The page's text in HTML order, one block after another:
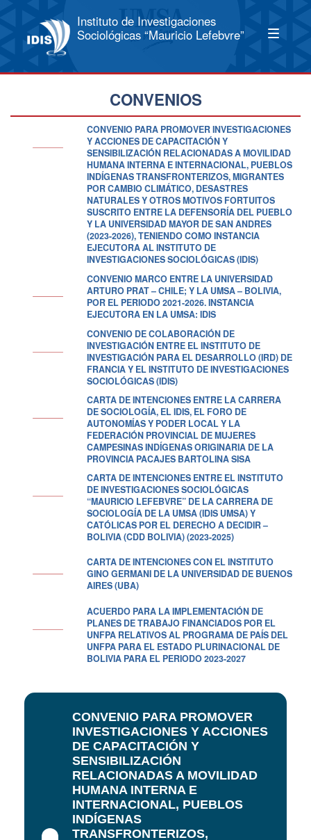
Instituto de Investigaciones
Sociológicas “Mauricio Lefebvre”
CONVENIOS
CONVENIO PARA PROMOVER INVESTIGACIONES
Y ACCIONES DE CAPACITACIÓN Y
SENSIBILIZACIÓN RELACIONADAS A MOVILIDAD
HUMANA INTERNA E INTERNACIONAL, PUEBLOS
INDÍGENAS TRANSFRONTERIZOS, MIGRANTES
POR CAMBIO CLIMÁTICO, DESASTRES
NATURALES Y OTROS MOTIVOS FORTUITOS
SUSCRITO ENTRE LA DEFENSORÍA DEL PUEBLO
Y LA UNIVERSIDAD MAYOR DE SAN ANDRES
(2023-2026), TENIENDO COMO INSTANCIA
EJECUTORA AL INSTITUTO DE
INVESTIGACIONES SOCIOLÓGICAS (IDIS)
CONVENIO MARCO ENTRE LA UNIVERSIDAD
ARTURO PRAT – CHILE; Y LA UMSA – BOLIVIA,
POR EL PERIODO 2021-2026. INSTANCIA
EJECUTORA EN LA UMSA: IDIS
CONVENIO DE COLABORACIÓN DE
INVESTIGACIÓN ENTRE EL INSTITUTO DE
INVESTIGACIÓN PARA EL DESARROLLO (IRD) DE
FRANCIA Y EL INSTITUTO DE INVESTIGACIONES
SOCIOLÓGICAS (IDIS)
CARTA DE INTENCIONES ENTRE LA CARRERA
DE SOCIOLOGÍA, EL IDIS, EL FORO DE
AUTONOMÍAS Y PODER LOCAL Y LA
FEDERACIÓN PROVINCIAL DE MUJERES
CAMPESINAS INDÍGENAS ORIGINARIA DE LA
PROVINCIA PACAJES BARTOLINA SISA
CARTA DE INTENCIONES ENTRE EL INSTITUTO
DE INVESTIGACIONES SOCIOLÓGICAS
“MAURICIO LEFEBVRE” DE LA CARRERA DE
SOCIOLOGÍA DE LA UMSA (IDIS UMSA) Y
CATÓLICAS POR EL DERECHO A DECIDIR –
BOLIVIA (CDD BOLIVIA) (2023-2025)
CARTA DE INTENCIONES CON EL INSTITUTO
GINO GERMANI DE LA UNIVERSIDAD DE BUENOS
AIRES (UBA)
ACUERDO PARA LA IMPLEMENTACIÓN DE
PLANES DE TRABAJO FINANCIADOS POR EL
UNFPA RELATIVOS AL PROGRAMA DE PAÍS DEL
UNFPA PARA EL ESTADO PLURINACIONAL DE
BOLIVIA PARA EL PERIODO 2023-2027
CONVENIO PARA PROMOVER
INVESTIGACIONES Y ACCIONES
DE CAPACITACIÓN Y
SENSIBILIZACIÓN
RELACIONADAS A MOVILIDAD
HUMANA INTERNA E
INTERNACIONAL, PUEBLOS
INDÍGENAS
TRANSFRONTERIZOS,